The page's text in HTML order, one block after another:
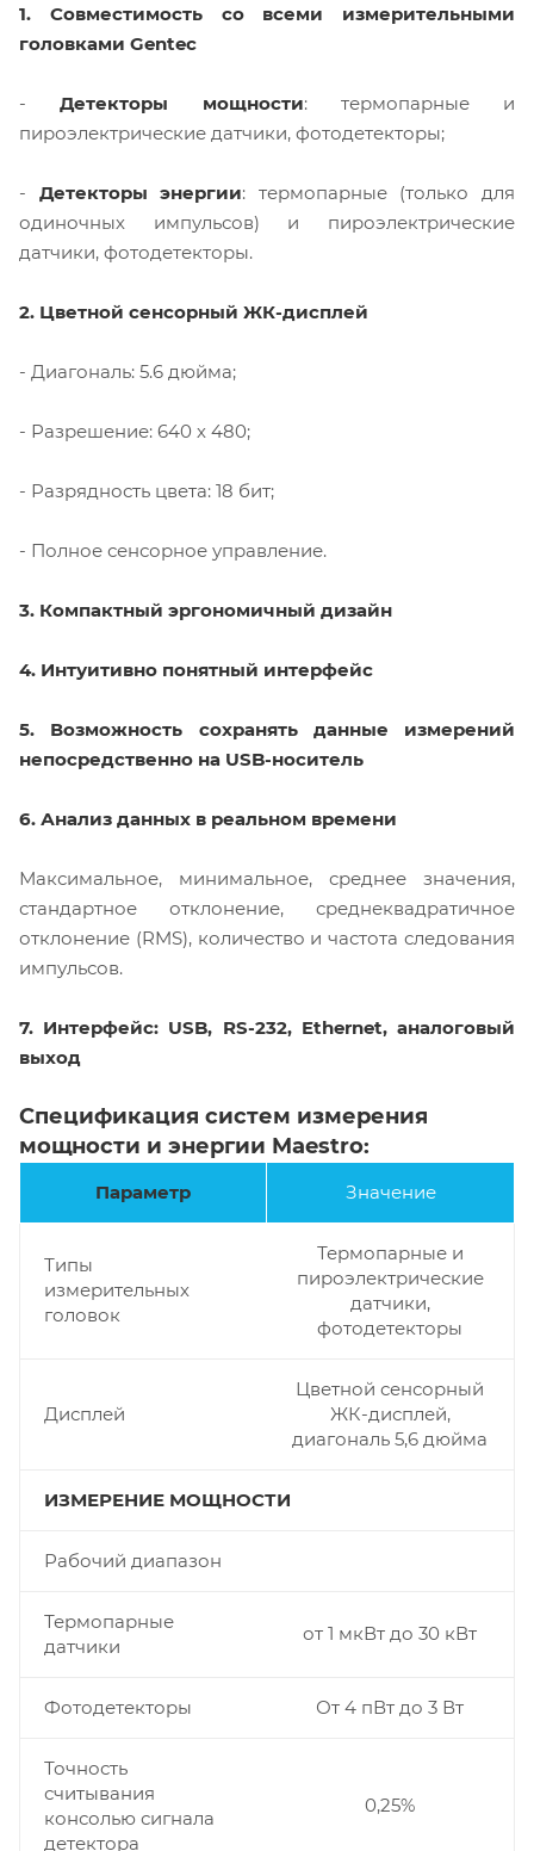
1. Совместимость со всеми измерительными
головками Gentec
-Детекторы мощности: термопарные и
пироэлектрические датчики, фотодетекторы;
- Детекторы энергии: термопарные (только для
одиночных импульсов) и пироэлектрические
датчики, фотодетекторы.
2. Цветной сенсорный ЖК-дисплей
- Диагональ: 5.6 дюйма;
- Разрешение: 640 х 480;
- Разрядность цвета: 18 бит;
- Полное сенсорное управление.
3. Компактный эргономичный дизайн
4. Интуитивно понятный интерфейс
5. Возможность сохранять данные измерений
непосредственно на USB-носитель
6. Анализ данных в реальном времени
Максимальное, минимальное, среднее значения,
стандартное отклонение, среднеквадратичное
отклонение (RMS), количество и частота следования
импульсов.
7. Интерфейс: USB, RS-232, Ethernet, аналоговый
выход
Спецификация систем измерения
мощности и энергии Maestro:
Параметр Значение
Типы
измерительных
головок
Термопарные и
пироэлектрические
датчики,
фотодетекторы
Дисплей
Цветной сенсорный
ЖК-дисплей,
диагональ 5,6 дюйма
ИЗМЕРЕНИЕ МОЩНОСТИ
Рабочий диапазон
Термопарные
датчики
от 1 мкВт до 30 кВт
Фотодетекторы От 4 пВт до 3 Вт
Точность
считывания
консолью сигнала
детектора
0,25%